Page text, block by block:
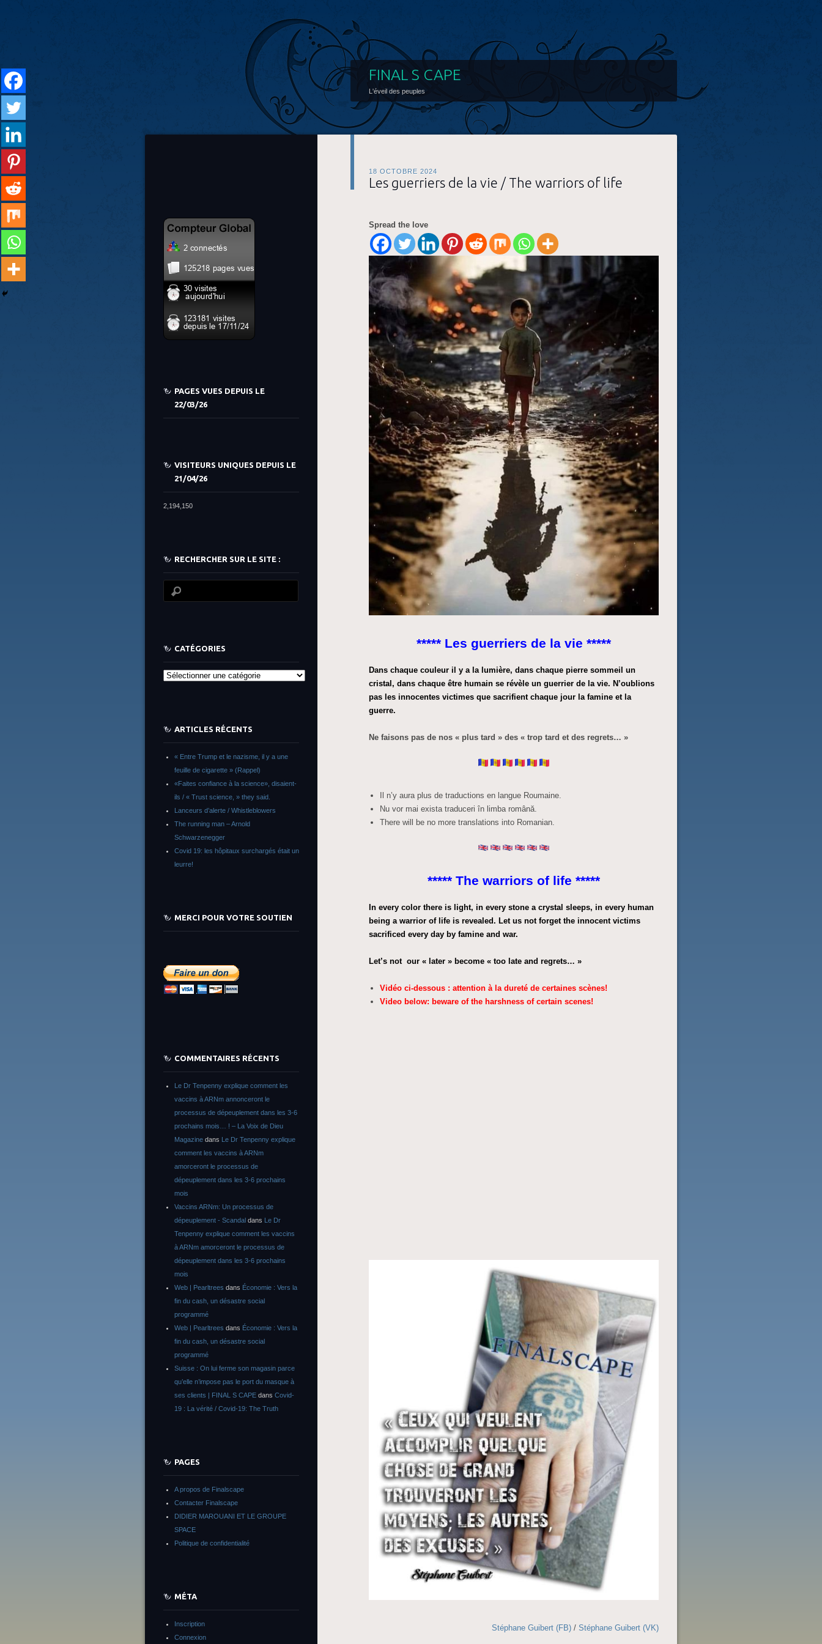
FINAL S CAPE
L'éveil des peuples
18 OCTOBRE 2024
Les guerriers de la vie / The warriors of life
Spread the love
***** Les guerriers de la vie *****
Dans chaque couleur il y a la lumière, dans chaque pierre sommeil un
cristal, dans chaque être humain se révèle un guerrier de la vie. N’oublions
pas les innocentes victimes que sacrifient chaque jour la famine et la
guerre.
Ne faisons pas de nos « plus tard » des « trop tard et des regrets… »
Il n’y aura plus de traductions en langue Roumaine.
Nu vor mai exista traduceri în limba română.
There will be no more translations into Romanian.
***** The warriors of life *****
In every color there is light, in every stone a crystal sleeps, in every human
being a warrior of life is revealed. Let us not forget the innocent victims
sacrificed every day by famine and war.
Let’s not our « later » become « too late and regrets… »
Vidéo ci-dessous : attention à la dureté de certaines scènes!
Video below: beware of the harshness of certain scenes!
Stéphane Guibert (FB) / Stéphane Guibert (VK)
PAGES VUES DEPUIS LE
22/03/26
VISITEURS UNIQUES DEPUIS LE
21/04/26
2,194,150
RECHERCHER SUR LE SITE :
CATÉGORIES
Catégories
ARTICLES RÉCENTS
« Entre Trump et le nazisme, il y a une
feuille de cigarette » (Rappel)
«Faites confiance à la science», disaient-
ils / « Trust science, » they said.
Lanceurs d’alerte / Whistleblowers
The running man – Arnold
Schwarzenegger
Covid 19: les hôpitaux surchargés était un
leurre!
MERCI POUR VOTRE SOUTIEN
COMMENTAIRES RÉCENTS
Le Dr Tenpenny explique comment les
vaccins à ARNm annonceront le
processus de dépeuplement dans les 3-6
prochains mois… ! – La Voix de Dieu
Magazine dans Le Dr Tenpenny explique
comment les vaccins à ARNm
amorceront le processus de
dépeuplement dans les 3-6 prochains
mois
Vaccins ARNm: Un processus de
dépeuplement - Scandal dans Le Dr
Tenpenny explique comment les vaccins
à ARNm amorceront le processus de
dépeuplement dans les 3-6 prochains
mois
Web | Pearltrees dans Économie : Vers la
fin du cash, un désastre social
programmé
Web | Pearltrees dans Économie : Vers la
fin du cash, un désastre social
programmé
Suisse : On lui ferme son magasin parce
qu’elle n’impose pas le port du masque à
ses clients | FINAL S CAPE dans Covid-
19 : La vérité / Covid-19: The Truth
PAGES
A propos de Finalscape
Contacter Finalscape
DIDIER MAROUANI ET LE GROUPE
SPACE
Politique de confidentialité
MÉTA
Inscription
Connexion